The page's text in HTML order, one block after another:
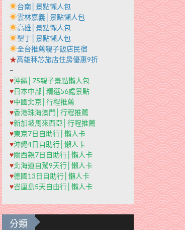
台南│景點懶人包
雲林嘉義│景點懶人包
高雄│景點懶人包
墾丁│景點懶人包
全台推薦親子飯店民宿
★高雄秝芯旅店住房優惠9折
–
♥沖繩│75親子景點懶人包
♥日本中部│精選56處景點
♥中國北京│行程推薦
♥香港珠海澳門│行程推薦
♥新加坡馬來西亞│行程推薦
♥東京7日自助行│懶人卡
♥沖繩4日自助行│懶人卡
♥關西親7日自助行│懶人卡
♥北海道自駕9天行│懶人卡
♥德國13日自助行│懶人卡
♥峇厘島5天自由行│懶人卡
分類